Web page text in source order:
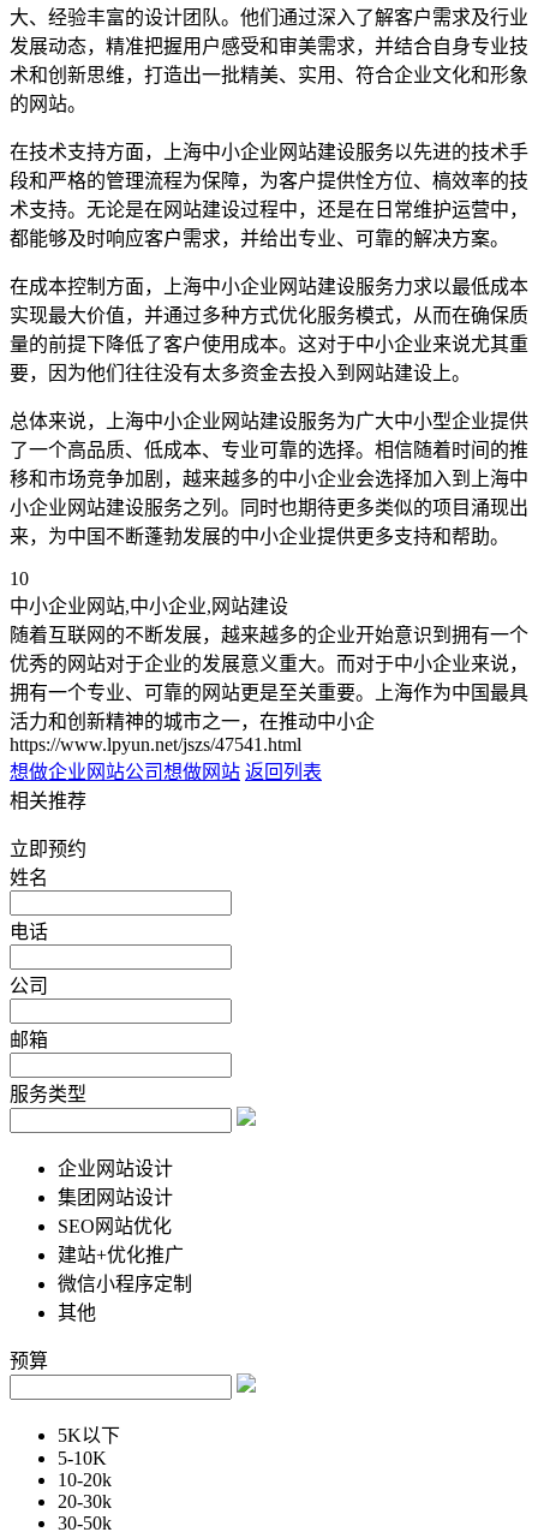
大、经验丰富的设计团队。他们通过深入了解客户需求及行业
发展动态，精准把握用户感受和审美需求，并结合自身专业技
术和创新思维，打造出一批精美、实用、符合企业文化和形象
的网站。
在技术支持方面，上海中小企业网站建设服务以先进的技术手
段和严格的管理流程为保障，为客户提供恮方位、槁效率的技
术支持。无论是在网站建设过程中，还是在日常维护运营中，
都能够及时响应客户需求，并给出专业、可靠的解决方案。
在成本控制方面，上海中小企业网站建设服务力求以最低成本
实现最大价值，并通过多种方式优化服务模式，从而在确保质
量的前提下降低了客户使用成本。这对于中小企业来说尤其重
要，因为他们往往没有太多资金去投入到网站建设上。
总体来说，上海中小企业网站建设服务为广大中小型企业提供
了一个高品质、低成本、专业可靠的选择。相信随着时间的推
移和市场竞争加剧，越来越多的中小企业会选择加入到上海中
小企业网站建设服务之列。同时也期待更多类似的项目涌现出
来，为中国不断蓬勃发展的中小企业提供更多支持和帮助。
10
中小企业网站,中小企业,网站建设
随着互联网的不断发展，越来越多的企业开始意识到拥有一个
优秀的网站对于企业的发展意义重大。而对于中小企业来说，
拥有一个专业、可靠的网站更是至关重要。上海作为中国最具
活力和创新精神的城市之一，在推动中小企
https://www.lpyun.net/jszs/47541.html
想做企业网站公司想做网站 返回列表
相关推荐
立即预约
姓名
电话
公司
邮箱
服务类型
企业网站设计
集团网站设计
SEO网站优化
建站+优化推广
微信小程序定制
其他
预算
5K以下
5-10K
10-20k
20-30k
30-50k